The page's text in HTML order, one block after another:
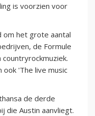
is voorzien voor
om het grote aantal
de Formule
ook 'The live music
de derde
die Austin aanvliegt.